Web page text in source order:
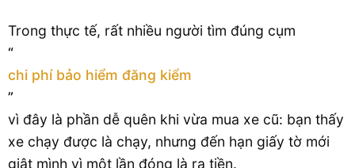
Trong thực tế, rất nhiều người tìm đúng cụm
“
chi phí bảo hiểm đăng kiểm
”
vì đây là phần dễ quên khi vừa mua xe cũ: bạn thấy
xe chạy được là chạy, nhưng đến hạn giấy tờ mới
giật mình vì một lần đóng là ra tiền.